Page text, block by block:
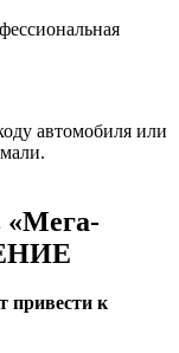
автомобиля или
привести к